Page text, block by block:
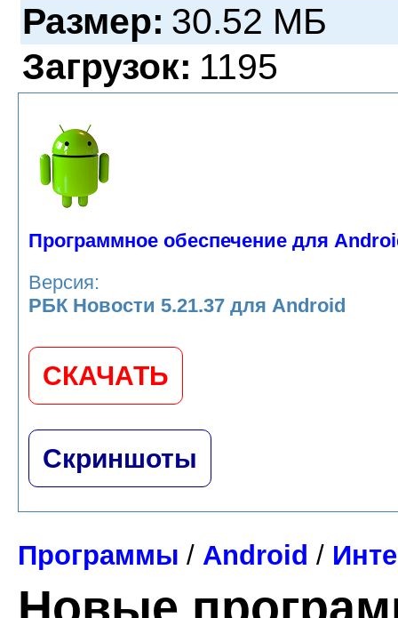
Размер: 30.52 МБ
Загрузок: 1195
Программное обеспечение для
Версия:
РБК Новости 5.21.37 для Android
СКАЧАТЬ
Скриншоты
Программы / Android /
Новые